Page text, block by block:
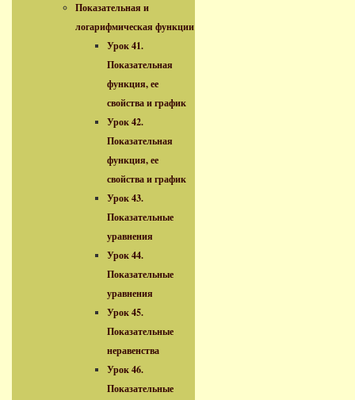
Показательная и
логарифмическая функции
Урок 41.
Показательная
функция, ее
свойства и график
Урок 42.
Показательная
функция, ее
свойства и график
Урок 43.
Показательные
уравнения
Урок 44.
Показательные
уравнения
Урок 45.
Показательные
неравенства
Урок 46.
Показательные